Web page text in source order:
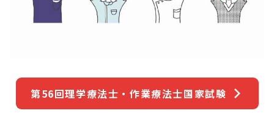
第56回理学療法士・作業療法士国家試験